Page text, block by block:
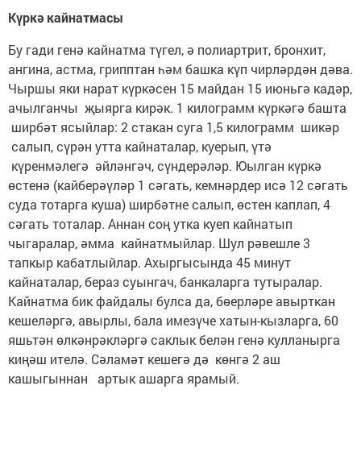
Күркә кайнатмасы
Бу гади генә кайнатма түгел, ә полиартрит, бронхит,
ангина, астма, грипптан һәм башка күп чирләрдән дәва.
Чыршы яки нарат күркәсен 15 майдан 15 июньгә кадәр,
ачылганчы җыярга кирәк. 1 килограмм күркәгә башта
ширбәт ясыйлар: 2 стакан суга 1,5 килограмм шикәр
салып, сүрән утта кайнаталар, куерып, үтә
күренмәлегә әйләнгәч, сүндерәләр. Юылган күркә
өстенә (кайберәүләр 1 сәгать, кемнәрдер исә 12 сәгать
суда тотарга куша) ширбәтне салып, өстен каплап, 4
сәгать тоталар. Аннан соң утка куеп кайнатып
чыгаралар, әмма кайнатмыйлар. Шул рәвешле 3
тапкыр кабатлыйлар. Ахыргысында 45 минут
кайнаталар, бераз суынгач, банкаларга тутыралар.
Кайнатма бик файдалы булса да, бөерләре авырткан
кешеләргә, авырлы, бала имезүче хатын-кызларга, 60
яшьтән өлкәнрәкләргә саклык белән генә кулланырга
киңәш ителә. Сәламәт кешегә дә көнгә 2 аш
кашыгыннан артык ашарга ярамый.